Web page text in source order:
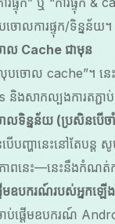
ោលការផ្ទុក/ទិន្នន័យ។
ល Cache ជាមុន
បចោល cache”។ នេ
និងសាកល្បងការតភ្ជា
ទិន្នន័យ (ប្រសិនបើច
ើបញ្ហានេះនៅតែបន្
ាពនេះ—នេះនឹងកំណត់
ើមឧបករណ៍របស់អ្នកឡើ
ប់ផ្តើមឧបករណ៍